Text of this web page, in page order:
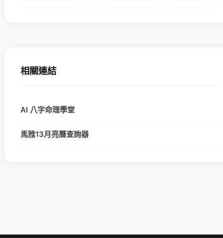
相關連結
AI 八字命理學堂
馬雅13月亮曆查詢器